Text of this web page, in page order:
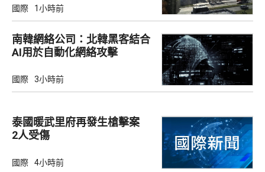
國際 1小時前
南韓網絡公司：北韓黑客結合
AI用於自動化網絡攻擊
國際 3小時前
泰國暖武里府再發生槍擊案
2人受傷
國際 4小時前